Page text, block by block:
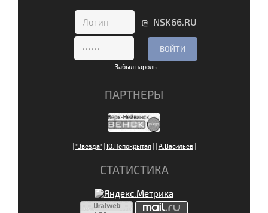
@ NSK66.RU
Забыл пароль
ПАРТНЕРЫ
| "Звезда"| Ю.Непокрытая| | А.Васильев|
СТАТИСТИКА